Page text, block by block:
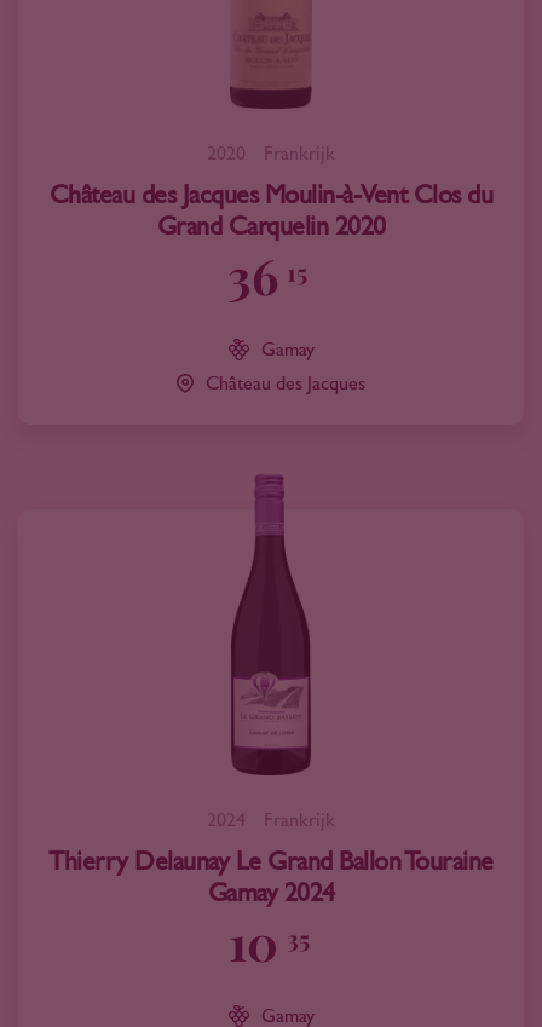
2020 Frankrijk
Château des Jacques Moulin-à-Vent Clos du
Grand Carquelin 2020
36 15
Gamay
Château des Jacques
2024 Frankrijk
Thierry Delaunay Le Grand Ballon Touraine
Gamay 2024
10 35
Gamay